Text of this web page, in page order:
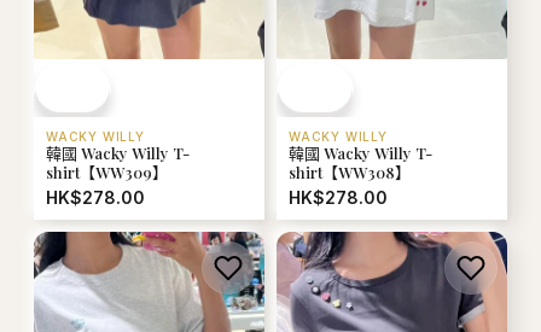
WACKY WILLY
韓國 Wacky Willy T-
shirt【WW309】
HK$278.00
WACKY WILLY
韓國 Wacky Willy T-
shirt【WW308】
HK$278.00